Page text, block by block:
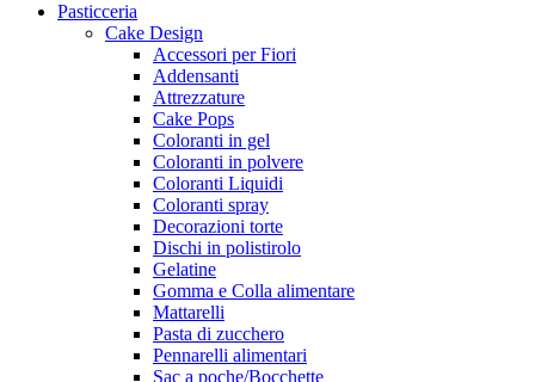
Pasticceria
Cake Design
Accessori per Fiori
Addensanti
Attrezzature
Cake Pops
Coloranti in gel
Coloranti in polvere
Coloranti Liquidi
Coloranti spray
Decorazioni torte
Dischi in polistirolo
Gelatine
Gomma e Colla alimentare
Mattarelli
Pasta di zucchero
Pennarelli alimentari
Sac a poche/Bocchette